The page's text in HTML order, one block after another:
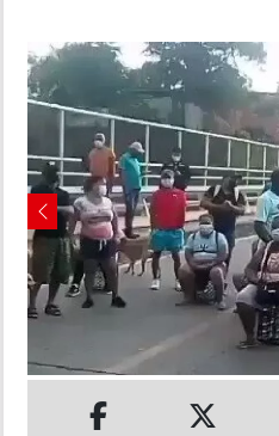
DEPORTES
INSÓLITAS
MULTIMEDIA
Previous